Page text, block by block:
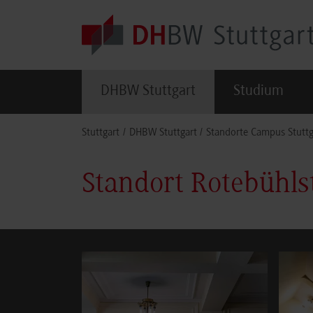
DHBW Stuttgart Studium
Stuttgart DHBW Stuttgart Standorte Campus
Standort